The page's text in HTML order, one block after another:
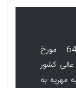
رای وحدت رویه شماره 647 مورخ
عالی کشور
مهریه به